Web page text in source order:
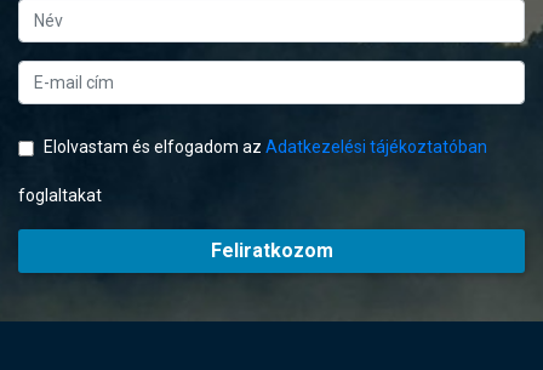
Elolvastam és elfogadom az Adatkezelési tájékoztatóban
foglaltakat
Feliratkozom